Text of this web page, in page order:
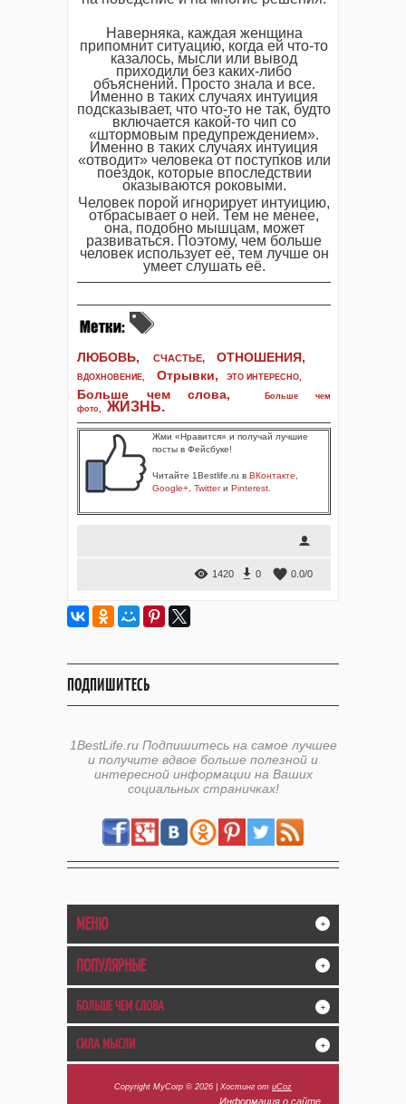
Наверняка, каждая женщина
припомнит ситуацию, когда ей что-то
казалось, мысли или вывод
приходили без каких-либо
объяснений. Просто знала и все.
Именно в таких случаях интуиция
подсказывает, что что-то не так, будто
включается какой-то чип со
«штормовым предупреждением».
Именно в таких случаях интуиция
«отводит» человека от поступков или
поездок, которые впоследствии
оказываются роковыми.
Человек порой игнорирует интуицию,
отбрасывает о ней. Тем не менее,
она, подобно мышцам, может
развиваться. Поэтому, чем больше
человек использует её, тем лучше он
умеет слушать её.
ЛЮБОВЬ, СЧАСТЬЕ, ОТНОШЕНИЯ,
ВДОХНОВЕНИЕ, Отрывки, ЭТО ИНТЕРЕСНО,
Больше чем слова,
Больше чем
фото, ЖИЗНЬ.
Жми «Нравится» и получай лучшие
посты в Фейсбуке!
Читайте 1Bestlife.ru в ВКонтакте
Google+ Twitterи Pinterest
1420 0 0.0/0
ПОДПИШИТЕСЬ
1BestLife.ru Подпишитесь на самое лучшее
и получите вдвое больше полезной и
интересной информации на Ваших
социальных страничках!
МЕНЮ +
ПОПУЛЯРНЫЕ +
БОЛЬШЕ ЧЕМ СЛОВА +
СИЛА МЫСЛИ +
Copyright MyCorp © 2026 Хостинг от uCoz
Информация о сайте